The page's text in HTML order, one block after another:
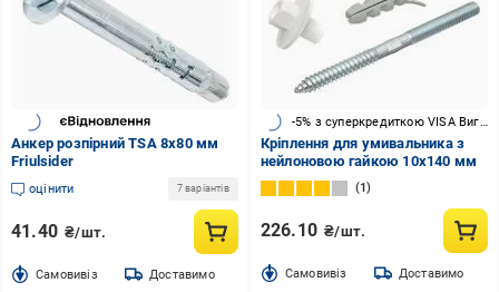
Анкер розпірний TSA 8x80 мм
Friulsider
оцінити 7 варіантів
41.40 ₴/шт.
Cамовивіз Доставимо
Кріплення для умивальника з
нейлоновою гайкою 10x140 мм
1
226.10 ₴/шт.
Cамовивіз Доставимо